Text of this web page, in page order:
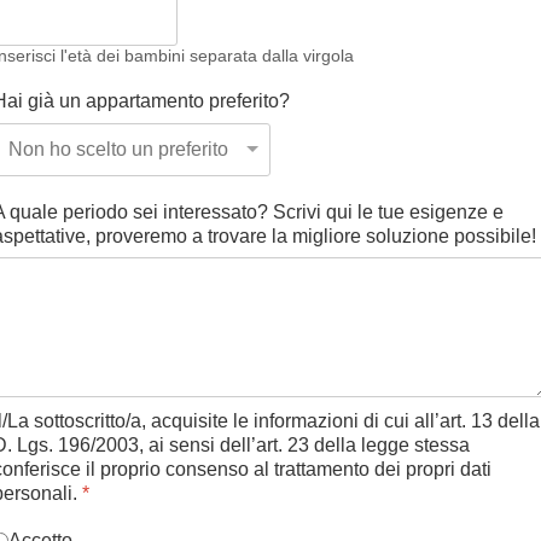
l'età dei bambini separata dalla virgola
già un appartamento preferito?
quale periodo sei interessato? Scrivi qui le tue esigenze e
proveremo a trovare la migliore soluzione possibile!
La sottoscritto/a, acquisite le informazioni di cui all’art. 13 della
Lgs. 196/2003, ai sensi dell’art. 23 della legge stessa
il proprio consenso al trattamento dei propri dati
*